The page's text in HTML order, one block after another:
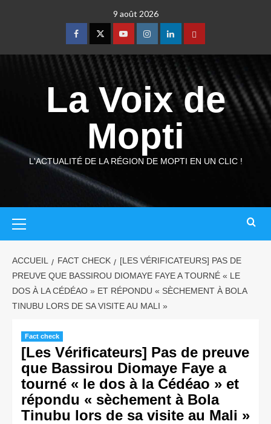
9 août 2026
La Voix de
Mopti
L'ACTUALITÉ DE LA RÉGION DE MOPTI EN UN CLIC !
ACCUEIL FACT CHECK
[LES VÉRIFICATEURS] PAS DE
PREUVE QUE BASSIROU DIOMAYE FAYE A TOURNÉ « LE
DOS À LA CÉDÉAO » ET RÉPONDU « SÈCHEMENT À BOLA
TINUBU LORS DE SA VISITE AU MALI »
Fact check
[Les Vérificateurs] Pas de preuve
que Bassirou Diomaye Faye a
tourné « le dos à la Cédéao » et
répondu « sèchement à Bola
Tinubu lors de sa visite au Mali »